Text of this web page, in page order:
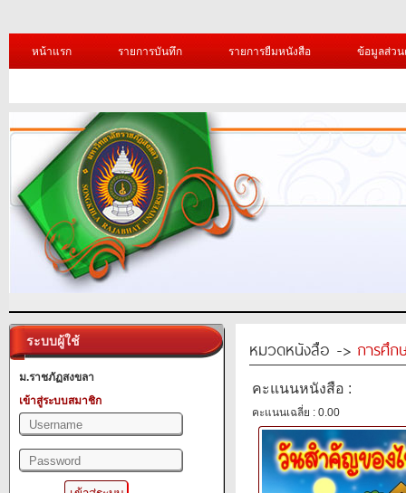
หน้าแรก รายการบันทึก รายการยืมหนังสือ ข้อมูลส่ว
ระบบผู้ใช้
ม.ราชภัฏสงขลา
เข้าสู่ระบบสมาชิก
หมวดหนังสือ -> การศึก
คะแนนหนังสือ :
คะแนนเฉลี่ย : 0.00